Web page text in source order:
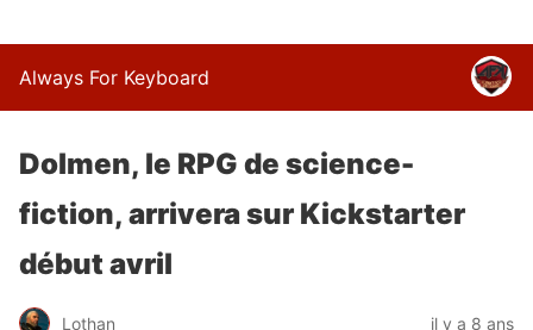
Always For Keyboard
Dolmen, le RPG de science-
fiction, arrivera sur Kickstarter
début avril
Lothan il y a 8 ans